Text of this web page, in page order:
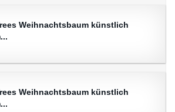
Weihnachtsbaum künstlich
Weihnachtsbaum künstlich